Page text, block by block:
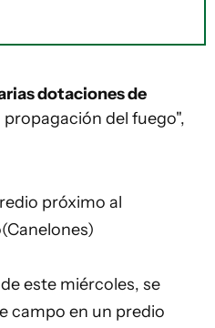
dotaciones de
del fuego",
próximo al
este miércoles, se
campo en un predio